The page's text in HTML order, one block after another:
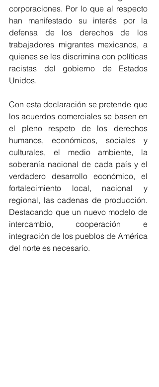
corporaciones. Por lo que al respecto
han manifestado su interés por la
defensa de los derechos de los
trabajadores migrantes mexicanos, a
quienes se les discrimina con políticas
racistas del gobierno de Estados
Unidos.
Con esta declaración se pretende que
los acuerdos comerciales se basen en
el pleno respeto de los derechos
humanos, económicos, sociales y
culturales, el medio ambiente, la
soberanía nacional de cada país y el
verdadero desarrollo económico, el
fortalecimiento local, nacional y
regional, las cadenas de producción.
Destacando que un nuevo modelo de
intercambio, cooperación e
integración de los pueblos de América
del norte es necesario.